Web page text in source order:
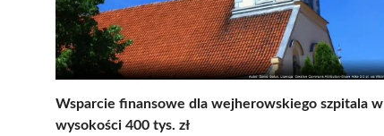
Wsparcie finansowe dla wejherowskiego szpitala w
wysokości 400 tys. zł